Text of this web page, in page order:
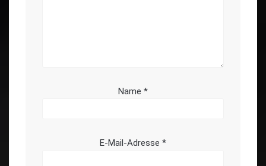
Name *
E-Mail-Adresse *